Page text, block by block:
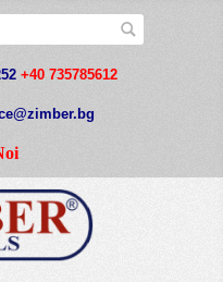
+40 735785612